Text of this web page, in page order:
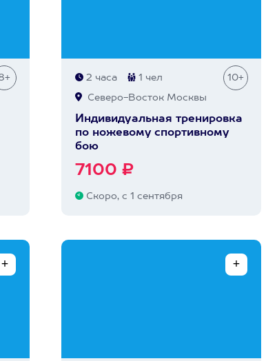
2 часа 1 чел 10+
Северо-Восток Москвы
Индивидуальная тренировка
по ножевому спортивному
бою
7100 ₽
Скоро, с 1 сентября